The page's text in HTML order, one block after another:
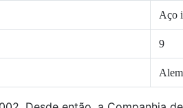
Aço
9